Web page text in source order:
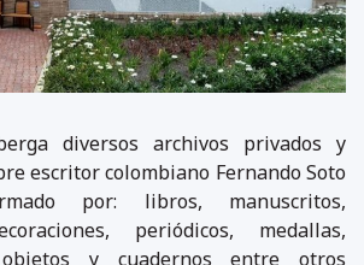
diversos archivos privados y
escritor colombiano Fernando Soto
por: libros, manuscritos,
periódicos, medallas,
y cuadernos entre otros